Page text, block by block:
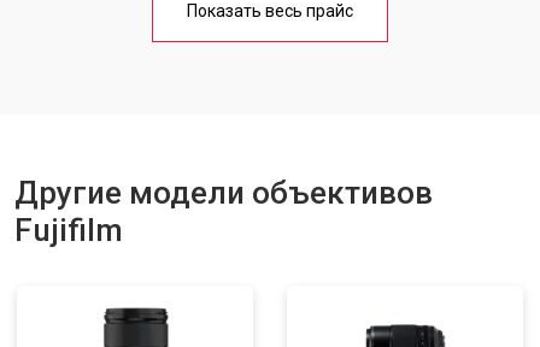
Показать весь прайс
Другие модели объективов
Fujifilm